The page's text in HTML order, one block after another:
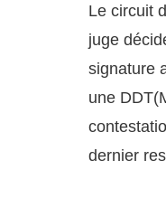
Le circuit
juge
signature
une
dernier